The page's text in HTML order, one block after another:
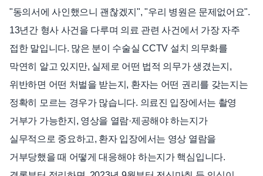
"동의서에 사인했으니 괜찮겠지", "우리 병원은 문제없어요".
13년간 형사 사건을 다루며 의료 관련 사건에서 가장 자주
접한 말입니다. 많은 분이 수술실 CCTV 설치 의무화를
막연히 알고 있지만, 실제로 어떤 법적 의무가 생겼는지,
위반하면 어떤 처벌을 받는지, 환자는 어떤 권리를 갖는지는
정확히 모르는 경우가 많습니다. 의료진 입장에서는 촬영
거부가 가능한지, 영상을 열람·제공해야 하는지가
실무적으로 중요하고, 환자 입장에서는 영상 열람을
거부당했을 때 어떻게 대응해야 하는지가 핵심입니다.